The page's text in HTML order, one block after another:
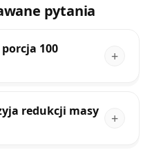
pytania
100
redukcji masy